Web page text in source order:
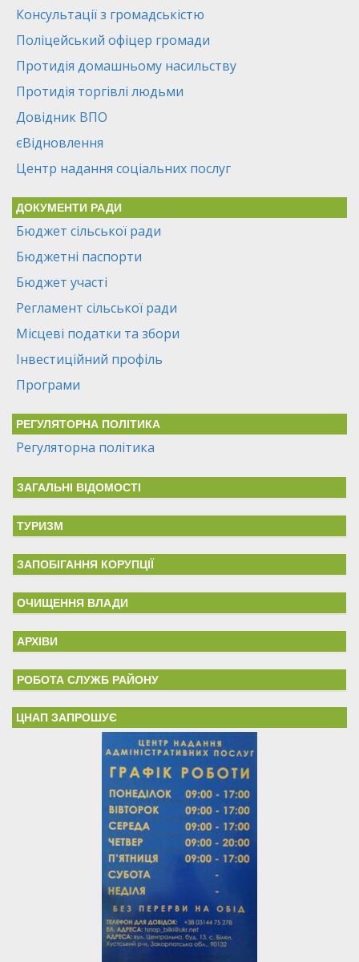
Консультації з громадськістю
Поліцейський офіцер громади
Протидія домашньому насильству
Протидія торгівлі людьми
Довідник ВПО
єВідновлення
Центр надання соціальних послуг
ДОКУМЕНТИ РАДИ
Бюджет сільської ради
Бюджетні паспорти
Бюджет участі
Регламент сільської ради
Місцеві податки та збори
Інвестиційний профіль
Програми
РЕГУЛЯТОРНА ПОЛІТИКА
Регуляторна політика
ЗАГАЛЬНІ ВІДОМОСТІ
ТУРИЗМ
ЗАПОБІГАННЯ КОРУПЦІЇ
ОЧИЩЕННЯ ВЛАДИ
АРХІВИ
РОБОТА СЛУЖБ РАЙОНУ
ЦНАП ЗАПРОШУЄ